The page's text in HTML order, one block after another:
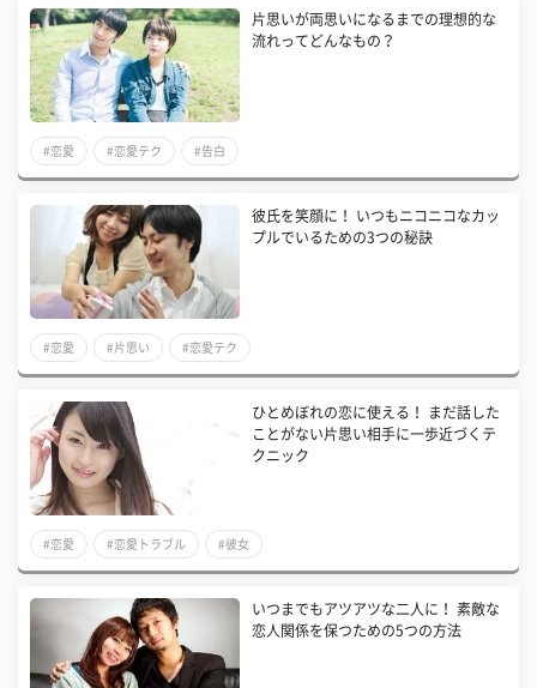
片思いが両思いになるまでの理想的な
流れってどんなもの？
#恋愛 #恋愛テク #告白
彼氏を笑顔に！ いつもニコニコなカッ
プルでいるための3つの秘訣
#恋愛 #片思い #恋愛テク
ひとめぼれの恋に使える！ まだ話した
ことがない片思い相手に一歩近づくテ
クニック
#恋愛 #恋愛トラブル #彼女
いつまでもアツアツな二人に！ 素敵な
恋人関係を保つための5つの方法